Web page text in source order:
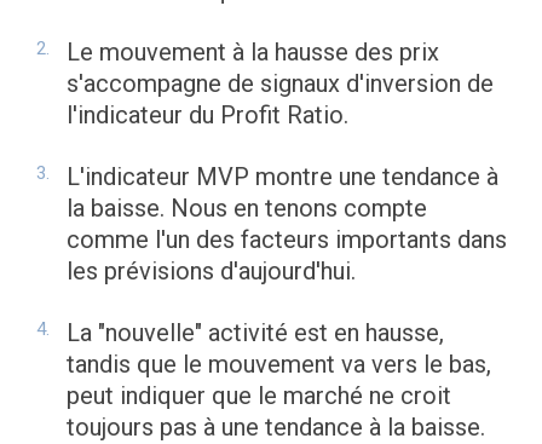
Le mouvement à la hausse des prix
s'accompagne de signaux d'inversion de
l'indicateur du Profit Ratio.
L'indicateur MVP montre une tendance à
la baisse. Nous en tenons compte
comme l'un des facteurs importants dans
les prévisions d'aujourd'hui.
La "nouvelle" activité est en hausse,
tandis que le mouvement va vers le bas,
peut indiquer que le marché ne croit
toujours pas à une tendance à la baisse.